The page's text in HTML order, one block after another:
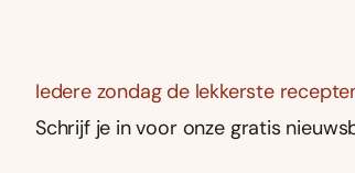
Iedere zondag de lekkerste
Schrijf je in voor onze gratis